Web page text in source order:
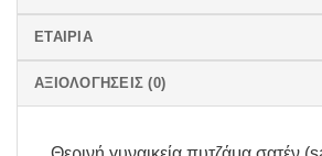
ΕΤΑΙΡΊΑ
ΑΞΙΟΛΟΓΉΣΕΙΣ (0)